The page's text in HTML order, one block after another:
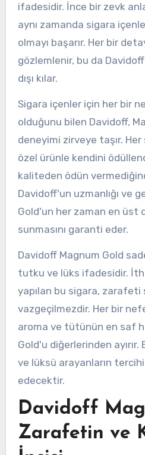
ifadesidir. İnce bir zevk
aynı zamanda sigara
olmayı başarır. Her bir
gözlemlenir, bu da
dışı kılar.
Sigara içenler için her bir
olduğunu bilen Davidoff,
deneyimi zirveye taşır.
özel ürünle kendini
kaliteden ödün
Davidoff'un uzmanlığı ve
Gold'un her zaman en üst
sunmasını garanti eder.
Davidoff Magnum Gold
tutku ve lüks ifadesidir.
yapılan bu sigara, zarafeti
vazgeçilmezdir. Her bir
aroma ve tütünün en saf
Gold'u diğerlerinden
ve lüksü arayanların
edecektir.
Davidoff
Zarafetin ve